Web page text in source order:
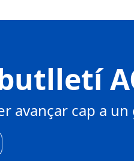
avançar cap a